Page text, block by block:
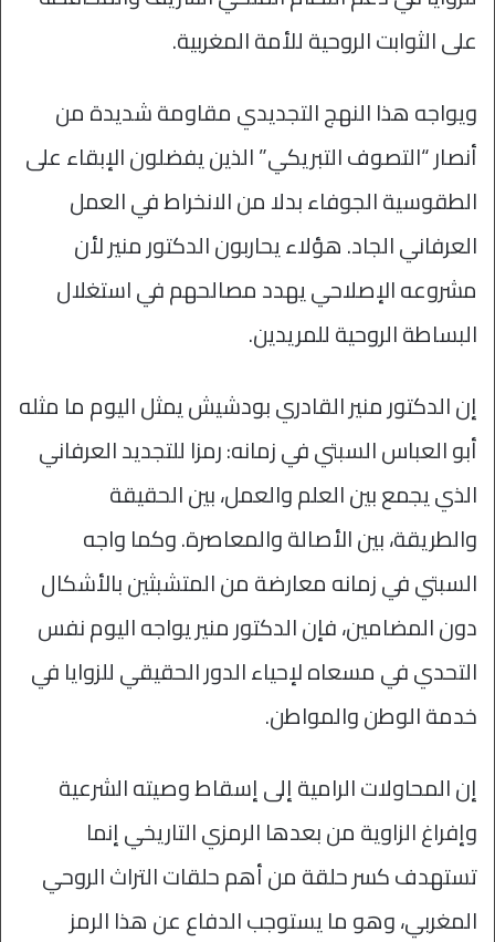
على الثوابت الروحية للأمة المغربية.
ويواجه هذا النهج التجديدي مقاومة شديدة من
أنصار “التصوف التبريكي” الذين يفضلون الإبقاء على
الطقوسية الجوفاء بدلا من الانخراط في العمل
العرفاني الجاد. هؤلاء يحاربون الدكتور منير لأن
مشروعه الإصلاحي يهدد مصالحهم في استغلال
البساطة الروحية للمريدين.
إن الدكتور منير القادري بودشيش يمثل اليوم ما مثله
أبو العباس السبتي في زمانه: رمزا للتجديد العرفاني
الذي يجمع بين العلم والعمل، بين الحقيقة
والطريقة، بين الأصالة والمعاصرة. وكما واجه
السبتي في زمانه معارضة من المتشبثين بالأشكال
دون المضامين، فإن الدكتور منير يواجه اليوم نفس
التحدي في مسعاه لإحياء الدور الحقيقي للزوايا في
خدمة الوطن والمواطن.
إن المحاولات الرامية إلى إسقاط وصيته الشرعية
وإفراغ الزاوية من بعدها الرمزي التاريخي إنما
تستهدف كسر حلقة من أهم حلقات التراث الروحي
المغربي، وهو ما يستوجب الدفاع عن هذا الرمز